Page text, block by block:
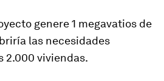
genere 1 megavatios de
las necesidades
2.000 viviendas.